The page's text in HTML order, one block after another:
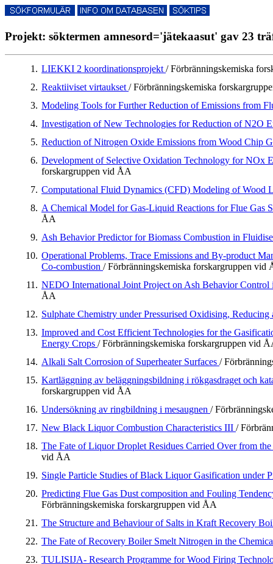
Projekt: söktermen amnesord='jätekaasut' gav 23
1. LIEKKI 2 koordinationsprojekt/ Förbränningskemiska
2. Reaktiiviset virtaukset/ Förbränningskemiska
3. Modeling Tools for Further Reduction of Emissions from
4. Investigation of New Technologies for Reduction of N2O
5. Reduction of Nitrogen Oxide Emissions from Wood Chip
6. Development of Selective Oxidation Technology for NOx
forskargruppen vid ÅA
7. Computational Fluid Dynamics (CFD) Modeling of Wood
8. A Chemical Model for Gas-Liquid Reactions for Flue Gas
ÅA
9. Ash Behavior Predictor for Biomass Combustion in
10. Operational Problems, Trace Emissions and By-product
Co-combustion / Förbränningskemiska forskargruppen vid
11. NEDO International Joint Project on Ash Behavior
ÅA
12. Sulphate Chemistry under Pressurised Oxidising,
13. Improved and Cost Efficient Technologies for the
Energy Crops / Förbränningskemiska forskargruppen vid
14. Alkali Salt Corrosion of Superheater Surfaces /
15. Kartläggning av beläggningsbildning i rökgasdraget och
forskargruppen vid ÅA
16. Undersökning av ringbildning i mesaugnen /
17. New Black Liquor Combustion Characteristics III /
18. The Fate of Liquor Droplet Residues Carried Over from
vid ÅA
19. Single Particle Studies of Black Liquor Gasification under
20. Predicting Flue Gas Dust composition and Fouling
Förbränningskemiska forskargruppen vid ÅA
21. The Structure and Behaviour of Salts in Kraft Recovery
22. The Fate of Recovery Boiler Smelt Nitrogen in the
23. TULISIJA- Research Programme for Wood Firing